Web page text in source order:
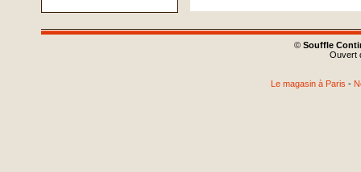
© Souffle
Ouvert
Le magasin à Paris -